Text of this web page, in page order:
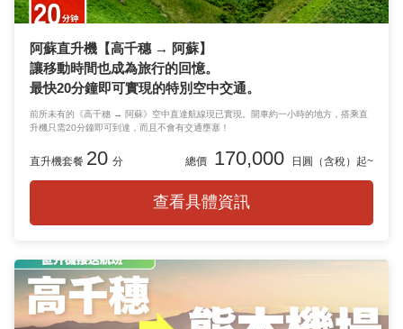
阿蘇直升機【高千穗 → 阿蘇】
讓移動時間也成為旅行的回憶。
最快20分鐘即可實現的特別空中交通。
前所未有的《高千穗 → 阿蘇》空中直達航線現已實現。開車約一小時的地方，搭乘直
升機只需20分鐘即可到達，而且不會有交通壅塞！
直升機套餐 20 分 總價 170,000 日圓（含稅）起~
查看具體資訊